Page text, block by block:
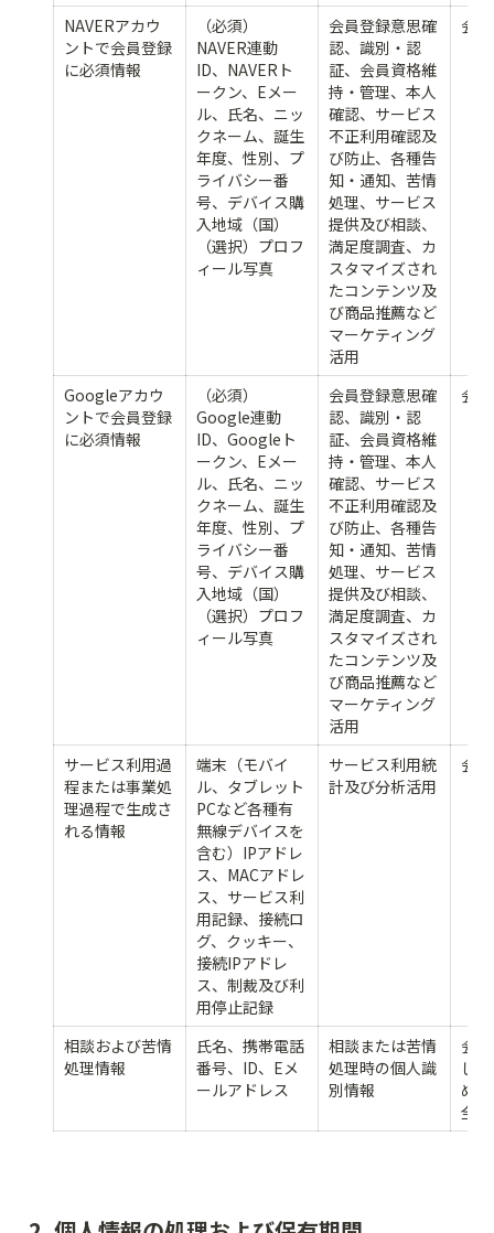
NAVERアカウ
ントで会員登録
に必須情報
（必須）
NAVER連動
ID、NAVERト
ークン、Eメー
ル、氏名、ニッ
クネーム、誕生
年度、性別、プ
ライバシー番
号、デバイス購
入地域（国）
（選択）プロフ
ィール写真
会員登録意思確
認、識別・認
証、会員資格維
持・管理、本人
確認、サービス
不正利用確認及
び防止、各種告
知・通知、苦情
処理、サービス
提供及び相談、
満足度調査、カ
スタマイズされ
たコンテンツ及
び商品推薦など
マーケティング
活用
会
Googleアカウ
ントで会員登録
に必須情報
（必須）
Google連動
ID、Googleト
ークン、Eメー
ル、氏名、ニッ
クネーム、誕生
年度、性別、プ
ライバシー番
号、デバイス購
入地域（国）
（選択）プロフ
ィール写真
会員登録意思確
認、識別・認
証、会員資格維
持・管理、本人
確認、サービス
不正利用確認及
び防止、各種告
知・通知、苦情
処理、サービス
提供及び相談、
満足度調査、カ
スタマイズされ
たコンテンツ及
び商品推薦など
マーケティング
活用
会
サービス利用過
程または事業処
理過程で生成さ
れる情報
端末（モバイ
ル、タブレット
PCなど各種有
無線デバイスを
含む）IPアドレ
ス、MACアドレ
ス、サービス利
用記録、接続ロ
グ、クッキー、
接続IPアドレ
ス、制裁及び利
用停止記録
サービス利用統
計及び分析活用
会
相談および苦情
処理情報
氏名、携帯電話
番号、ID、Eメ
ールアドレス
相談または苦情
処理時の個人識
別情報
会
し
め
全)